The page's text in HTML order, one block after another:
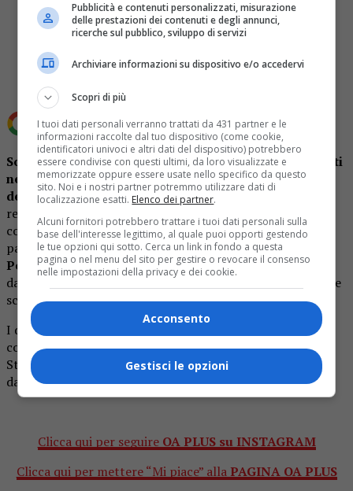
Share
Tweet
Aggiungi OA Plus come Fonte preferita su Google
Sono stati in tutto 8 i decessi per Coronavirus registrati
nei bambini e nei ragazzi da 0 a 19 anni dall’inizio
dell’epidemia,a fronte degli oltre 52.000 decessi
registrati tra gli adulti. Il numero complessivo dei
contagiati in questa fascia d’età, invece, è stato 149.219,
pari al 12,2% del totale. Lo rivela laSocietà Italiana di
Pediatri(Sip), sulla base degli ultimi dati forniti
dall’Istituto Superiore di Sanità aggiornati al 18 novembre
scorso.
I dati sono stati resi pubblici dalla Sip in occasione della
conferenza stampa di presentazione del Congresso
Straordinario Digitale “La Pediatria italiana e la Pandemia
da Sars-CoV-2”.
Clicca qui per seguire OA PLUS su INSTAGRAM
Clicca qui per mettere “Mi piace” alla PAGINA OA PLUS
Pubblicità e contenuti personalizzati, misurazione
delle prestazioni dei contenuti e degli annunci,
ricerche sul pubblico, sviluppo di servizi
Archiviare informazioni su dispositivo e/o accedervi
Scopri di più
I tuoi dati personali verranno trattati da 431 partner e le
informazioni raccolte dal tuo dispositivo (come cookie,
identificatori univoci e altri dati del dispositivo) potrebbero
essere condivise con questi ultimi, da loro visualizzate e
memorizzate oppure essere usate nello specifico da questo
sito. Noi e i nostri partner potremmo utilizzare dati di
localizzazione esatti. Elenco dei partner.
Alcuni fornitori potrebbero trattare i tuoi dati personali sulla
base dell'interesse legittimo, al quale puoi opporti gestendo
le tue opzioni qui sotto. Cerca un link in fondo a questa
pagina o nel menu del sito per gestire o revocare il consenso
nelle impostazioni della privacy e dei cookie.
Acconsento
Gestisci le opzioni